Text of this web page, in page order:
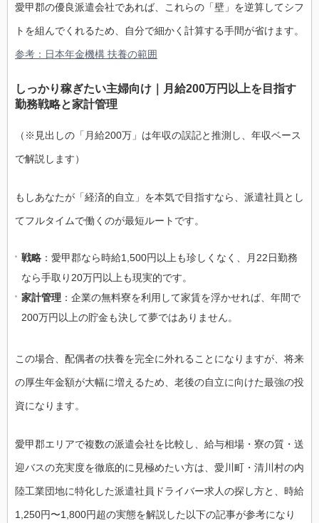
愛甲郡の優良派遣会社であれば、これらの「壁」を逆算してシフ
トを組んでくれるため、自分で細かく計算する手間が省けます。
参考：日本年金機構 扶養の範囲
しっかり稼ぎたい主婦向け｜月給200万円以上を目指す
勤務戦略と家計管理
（※見出しの「月給200万」は年収の誤記と推測し、年収ベース
で解説します）
もしあなたが「経済的自立」を本気で目指すなら、派遣社員とし
てフルタイムで働くのが最短ルートです。
戦略 ：愛甲郡なら時給1,500円以上も珍しくなく、月22日勤務
なら手取り20万円以上も現実的です。
家計管理 ：企業の無料寮を利用して家賃を浮かせれば、年間で
200万円以上の貯金も決して夢ではありません。
この場合、配偶者の扶養を完全に外れることになりますが、将来
の厚生年金額が大幅に増えるため、老後の自立に向けた最強の投
資になります。
愛甲郡エリアで複数の派遣会社を比較し、給与相場・寮の質・送
迎バスの充実度を徹底的に見極めたい方は、愛川町・清川村の内
陸工業団地に特化した派遣社員ドライバー求人の探し方と、時給
1,250円〜1,800円超の実態を解説した以下の記事が参考になり